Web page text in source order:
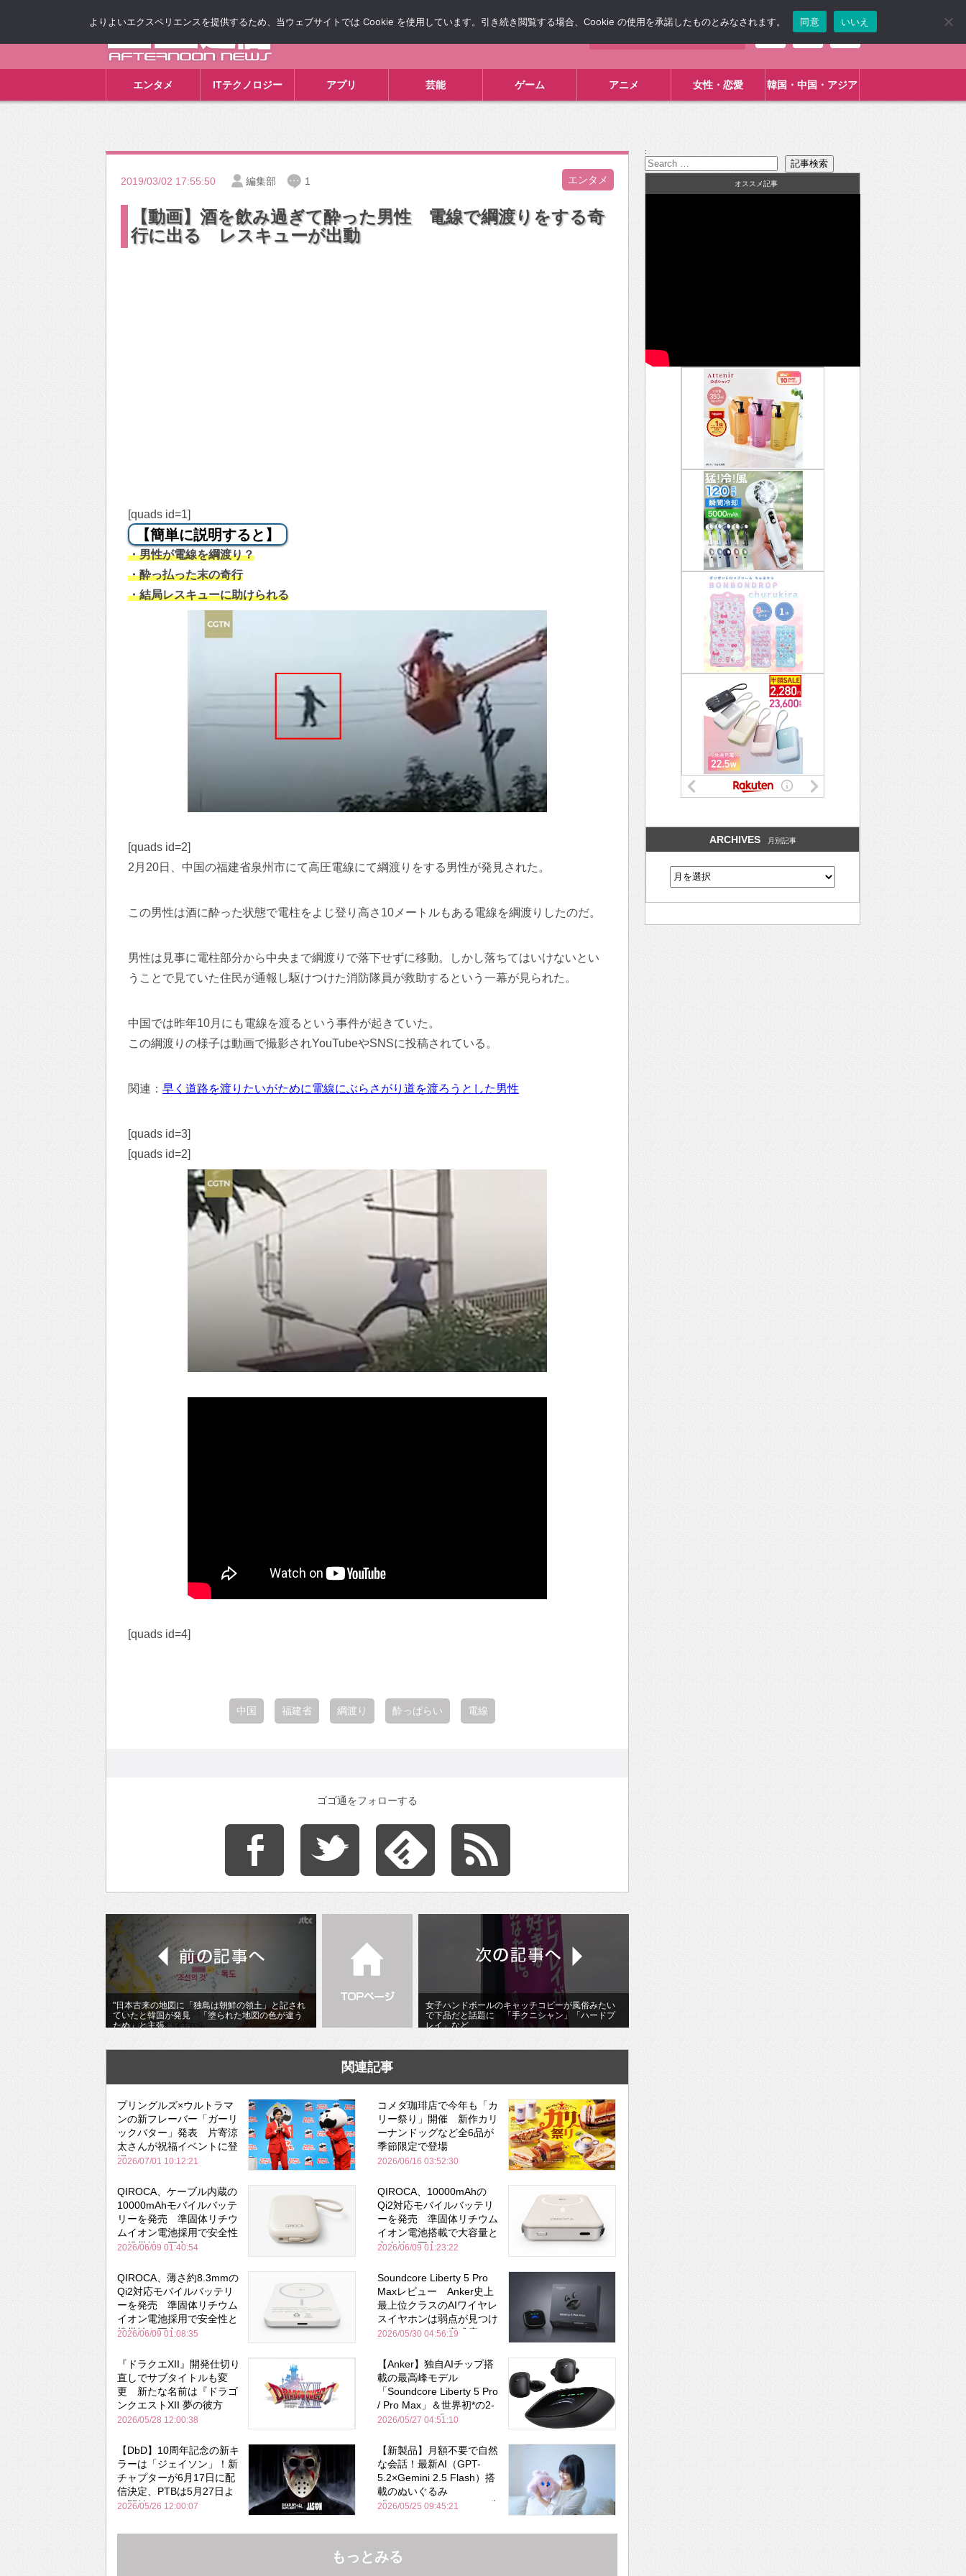
エンタメ ITテクノロジー アプリ 芸能 ゲーム アニメ 女性・恋愛 韓国・中国・アジア
2019/03/02 17:55:50 編集部 1 エンタメ
【動画】酒を飲み過ぎて酔った男性 電線で綱渡りをする奇
行に出る レスキューが出動
[quads id=1]
【簡単に説明すると】
・男性が電線を綱渡り？
・酔っ払った末の奇行
・結局レスキューに助けられる
[quads id=2]
2月20日、中国の福建省泉州市にて高圧電線にて綱渡りをする男性が発見された。
この男性は酒に酔った状態で電柱をよじ登り高さ10メートルもある電線を綱渡りしたのだ。
男性は見事に電柱部分から中央まで綱渡りで落下せずに移動。しかし落ちてはいけないとい
うことで見ていた住民が通報し駆けつけた消防隊員が救助するという一幕が見られた。
中国では昨年10月にも電線を渡るという事件が起きていた。
この綱渡りの様子は動画で撮影されYouTubeやSNSに投稿されている。
関連： 早く道路を渡りたいがために電線にぶらさがり道を渡ろうとした男性
[quads id=3]
[quads id=2]
[quads id=4]
中国 福建省 綱渡り 酔っぱらい 電線
ゴゴ通をフォローする
"日本古来の地図に「独島は朝鮮の領土」と記され
ていたと韓国が発見 「塗られた地図の色が違う
ため」と主張
女子ハンドボールのキャッチコピーが風俗みたい
で下品だと話題に 「手クニシャン」「ハードプ
レイ」など
関連記事
プリングルズ×ウルトラマ
ンの新フレーバー「ガーリ
ックバター」発表 片寄涼
太さんが祝福イベントに登
場
2026/07/01 10:12:21
コメダ珈琲店で今年も「カ
リー祭り」開催 新作カリ
ーナンドッグなど全6品が
季節限定で登場
2026/06/16 03:52:30
QIROCA、ケーブル内蔵の
10000mAhモバイルバッテ
リーを発売 準固体リチウ
ムイオン電池採用で安全性
と携帯性を両立
2026/06/09 01:40:54
QIROCA、10000mAhの
Qi2対応モバイルバッテリ
ーを発売 準固体リチウム
イオン電池搭載で大容量と
安全性を両立
2026/06/09 01:23:22
QIROCA、薄さ約8.3mmの
Qi2対応モバイルバッテリ
ーを発売 準固体リチウム
イオン電池採用で安全性と
携帯性を両立
2026/06/09 01:08:35
Soundcore Liberty 5 Pro
Maxレビュー Anker史上
最上位クラスのAIワイヤレ
スイヤホンは弱点が見つけ
づらいくらいの完成度にび
Bose並み
2026/05/30 04:56:19
『ドラクエXII』開発仕切り
直しでサブタイトルも変
更 新たな名前は『ドラゴ
ンクエストXII 夢の彼方
へ』
2026/05/28 12:00:38
【Anker】独自AIチップ搭
載の最高峰モデル
「Soundcore Liberty 5 Pro
/ Pro Max」＆世界初*の2-
in-1イヤホン「AeroFit 2
2026/05/27 04:51:10
【DbD】10周年記念の新キ
ラーは「ジェイソン」！新
チャプターが6月17日に配
信決定、PTBは5月27日よ
り開始
2026/05/26 12:00:07
【新製品】月額不要で自然
な会話！最新AI（GPT-
5.2×Gemini 2.5 Flash）搭
載のぬいぐるみ
「KOTTI」、Makuakeで先
2026/05/25 09:45:21
もっとみる
:
オススメ記事
ARCHIVES 月別記事
よりよいエクスペリエンスを提供するため、当ウェブサイトでは Cookie を使用しています。引き続き閲覧する場合、Cookie の使用を承諾したものとみなされます。 同意 いいえ